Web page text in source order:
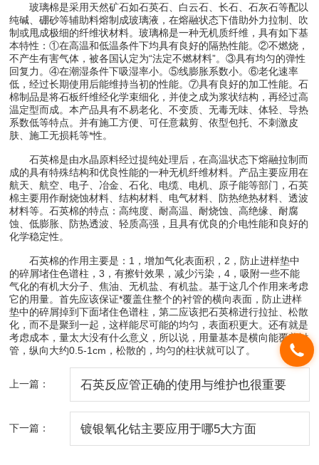
玻璃棉是采用天然矿石如石英石、白云石、长石、石灰石等配以
纯碱、硼砂等辅助料熔制成玻璃液，在熔融状态下借助外力拉制、吹
制或甩成极细的纤维状材料。玻璃棉是一种无机质纤维，具有如下基
本特性：①在高温和低温条件下均具有良好的隔热性能。②不燃烧，
不产生有害气体，被各国认定为“法定不燃材料”。③具有均匀的弹性
回复力。④在潮湿条件下吸湿率小。⑤线膨胀系数小。⑥老化速率
低，经过长期使用后能维持当初的性能。⑦具有良好的加工性能。石
棉制品是将石板纤维经化学束细化，并使之成为浆状结构，再经过高
温定型而成。本产品具有不易老化、不变质、无毒无味、体轻、导热
系数低等特点。并有施工方便、可任意裁剪、依型包托、不刺激皮
肤、施工无损耗等*性。
石英棉是由水晶原料经过提纯处理后，在高温状态下熔融拉制而
成的具有特殊结构和优良性能的一种无机纤维材料。产品主要应用在
航天、航空、电子、冶金、石化、电缆、电机、原子能等部门，石英
棉主要用作耐烧蚀材料、结构材料、电气材料、防热绝热材料、透波
材料等。石英棉的特点：高纯度、耐高温、耐烧蚀、高绝缘、耐腐
蚀、低膨胀、防热透波、轻质高强，且具有优良的介电性能和良好的
化学稳定性。
石英棉的作用主要是：1，增加气化表面积，2，防止进样垫中
的碎屑堵住色谱柱，3，有擦针效果，减少污染，4，吸附一些不能
气化的有机大分子、焦油、无机盐、有机盐。基于这几个作用来考虑
它的用量。首先应该保证*覆盖住整个的衬管的横向表面，防止进样
垫中的碎屑掉到下面堵住色谱柱，第二应该把石英棉进行拉扯、松散
化，而不是聚到一起，这样能尽可能的均匀，表面积更大。还有就是
考虑成本，量太大没有什么意义，所以说，用量基本是横向能覆盖衬
管，纵向大约0.5-1cm，松散的，均匀的柱状就可以了。
上一篇： 石英反应管正确的使用与维护也很重要
下一篇： 镀银氧化钴主要应用于哪5大方面